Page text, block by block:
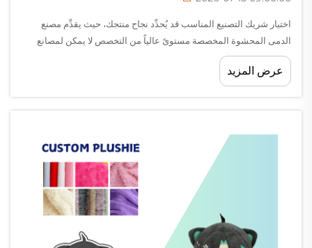
اختيار شريك التصنيع المناسب قد يُحدِّد نجاح منتجك، حيث يقدِّم مصنع
الدمى المحشوة المخصصة مستوىً عالياً من التخصص لا يمكن لمصانع
الدمى العامة أن تُنافسه. سواء كنت تبني سلسلة من البضائع المُدوَّنة باسم
علامتك التجارية، أو تطلق منتجات ترويجية، أو...
عرض المزيد